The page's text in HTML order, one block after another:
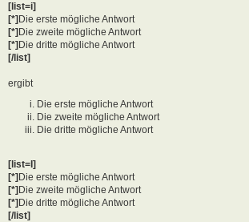
[list=i]
[*] Die erste mögliche Antwort
[*] Die zweite mögliche Antwort
[*] Die dritte mögliche Antwort
[/list]
ergibt
Die erste mögliche Antwort
Die zweite mögliche Antwort
Die dritte mögliche Antwort
[list=I]
[*]Die erste mögliche Antwort
[*]Die zweite mögliche Antwort
[*]Die dritte mögliche Antwort
[/list]